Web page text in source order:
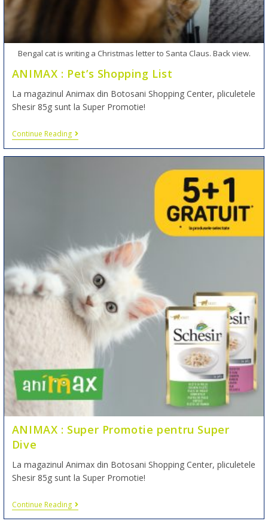
Bengal cat is writing a Christmas letter to Santa Claus. Back view.
ANIMAX : Pet’s Shopping List
La magazinul Animax din Botosani Shopping Center, pliculetele
Shesir 85g sunt la Super Promotie!
Continue Reading
ANIMAX : Super Promotie pentru Super
Dive
La magazinul Animax din Botosani Shopping Center, pliculetele
Shesir 85g sunt la Super Promotie!
Continue Reading